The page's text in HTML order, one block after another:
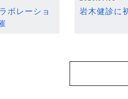
ボレーショ
岩木健診に